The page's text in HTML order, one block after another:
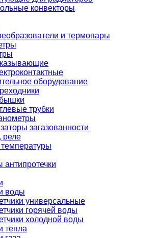
конвекторы
и термопары
оборудование
трубки
загазованности
реле
воды
универсальные
горячей воды
холодной воды
тепла